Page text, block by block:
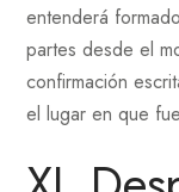
entenderá
partes desde el
confirmación
el lugar en que